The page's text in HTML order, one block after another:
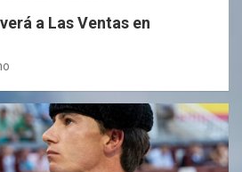
a Las Ventas en